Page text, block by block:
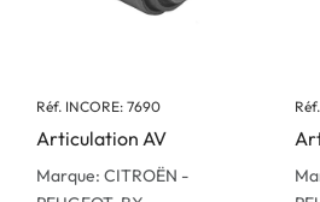
Réf. INCORE: 7690
Articulation AV
Marque: CITROËN -